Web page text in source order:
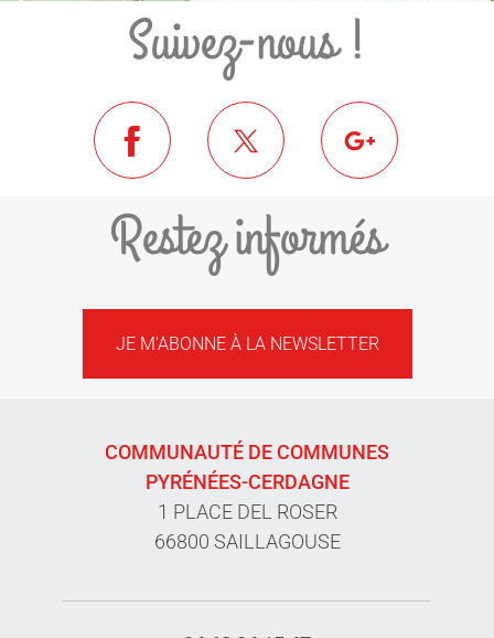
Suivez-nous !
Restez informés
JE M'ABONNE À LA NEWSLETTER
COMMUNAUTÉ DE COMMUNES
PYRÉNÉES-CERDAGNE
1 PLACE DEL ROSER
66800 SAILLAGOUSE